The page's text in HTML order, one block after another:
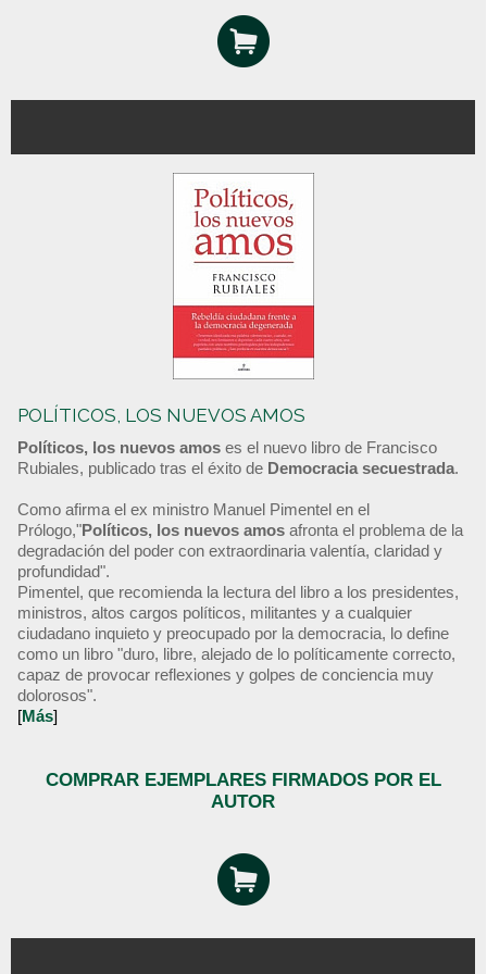
POLÍTICOS, LOS NUEVOS AMOS
Políticos, los nuevos amos es el nuevo libro de Francisco
Rubiales, publicado tras el éxito de Democracia secuestrada.
Como afirma el ex ministro Manuel Pimentel en el
Prólogo,"Políticos, los nuevos amos afronta el problema de la
degradación del poder con extraordinaria valentía, claridad y
profundidad".
Pimentel, que recomienda la lectura del libro a los presidentes,
ministros, altos cargos políticos, militantes y a cualquier
ciudadano inquieto y preocupado por la democracia, lo define
como un libro "duro, libre, alejado de lo políticamente correcto,
capaz de provocar reflexiones y golpes de conciencia muy
dolorosos".
[Más]
COMPRAR EJEMPLARES FIRMADOS POR EL
AUTOR